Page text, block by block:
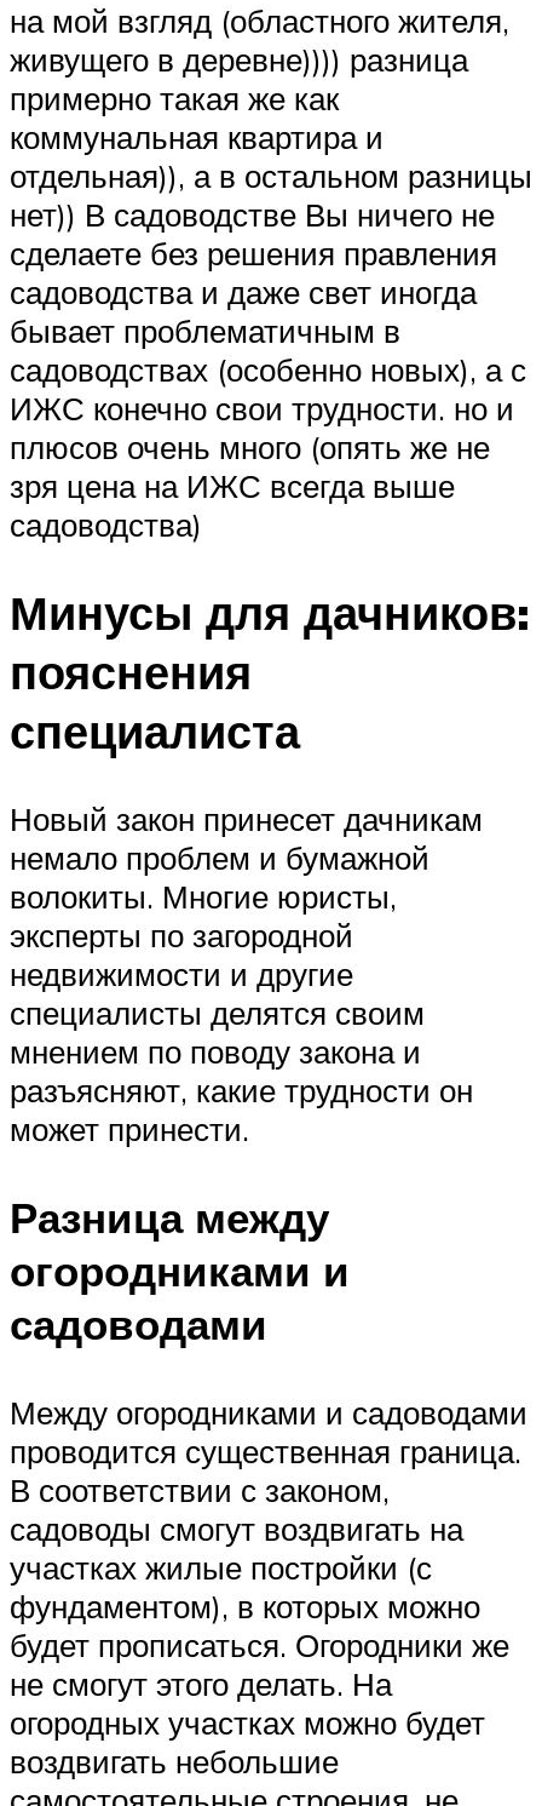
на мой взгляд (областного жителя,
живущего в деревне)))) разница
примерно такая же как
коммунальная квартира и
отдельная)), а в остальном разницы
нет)) В садоводстве Вы ничего не
сделаете без решения правления
садоводства и даже свет иногда
бывает проблематичным в
садоводствах (особенно новых), а с
ИЖС конечно свои трудности. но и
плюсов очень много (опять же не
зря цена на ИЖС всегда выше
садоводства)
Минусы для дачников:
пояснения
специалиста
Новый закон принесет дачникам
немало проблем и бумажной
волокиты. Многие юристы,
эксперты по загородной
недвижимости и другие
специалисты делятся своим
мнением по поводу закона и
разъясняют, какие трудности он
может принести.
Разница между
огородниками и
садоводами
Между огородниками и садоводами
проводится существенная граница.
В соответствии с законом,
садоводы смогут воздвигать на
участках жилые постройки (с
фундаментом), в которых можно
будет прописаться. Огородники же
не смогут этого делать. На
огородных участках можно будет
воздвигать небольшие